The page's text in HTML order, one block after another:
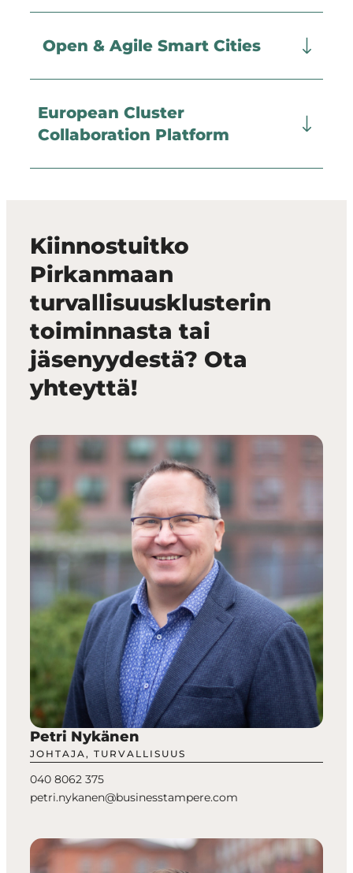
Open & Agile Smart Cities
European Cluster
Collaboration Platform
Kiinnostuitko
Pirkanmaan
turvallisuusklusterin
toiminnasta tai
jäsenyydestä? Ota
yhteyttä!
Petri Nykänen
JOHTAJA, TURVALLISUUS
040 8062 375
petri.nykanen@businesstampere.com